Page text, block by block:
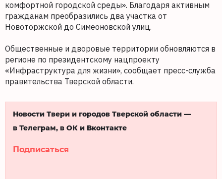
комфортной городской среды». Благодаря активным
гражданам преобразились два участка от
Новоторжской до Симеоновской улиц.
Общественные и дворовые территории обновляются в
регионе по президентскому нацпроекту
«Инфраструктура для жизни», сообщает пресс-служба
правительства Тверской области.
Новости Твери и городов Тверской области —
в Телеграм, в ОК и Вконтакте
Подписаться